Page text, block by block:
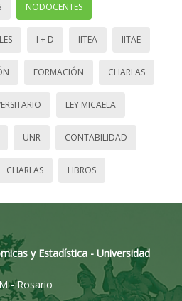
NODOCENTES
I + D IITEA IITAE
FORMACIÓN CHARLAS
LEY MICAELA
UNR CONTABILIDAD
CHARLAS LIBROS
y Estadística - Universidad
- Rosario